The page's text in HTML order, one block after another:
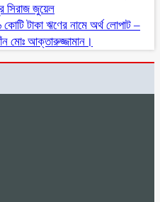
সিরাজ জুয়েল
টাকা ঋণের নামে অর্থ লোপাট –
মোঃ আক্তারুজ্জামান।